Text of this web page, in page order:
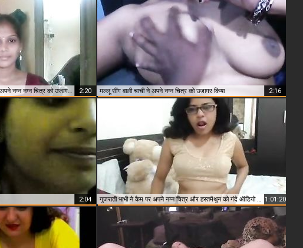
तमिलनाडु दक्षिण भारतीय भाभी ने मांग पर अपने नग्न नग्न चित्र को उजागर किया 2:20 मल्लू सींग वाली चाची ने अपने नग्न चित्र को उजागर किया 2:16
2:04 गुजराती भाभी ने कैम पर अपने नग्न चित्र और हस्तमैथुन को गंदे ऑडियो के साथ उजागर किया 1:01:20